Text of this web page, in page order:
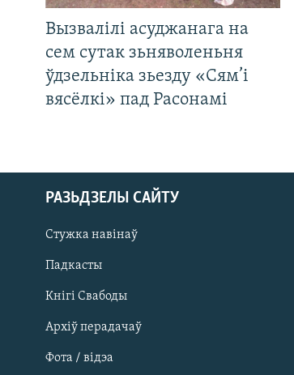
Вызвалілі асуджанага на
сем сутак зьняволеньня
ўдзельніка зьезду «Сям’і
вясёлкі» пад Расонамі
РАЗЬДЗЕЛЫ САЙТУ
Стужка навінаў
Падкасты
Кнігі Свабоды
Архіў перадачаў
Фота / відэа